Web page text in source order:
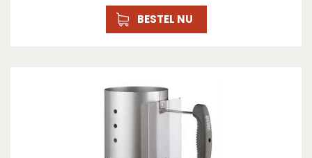
BESTEL NU